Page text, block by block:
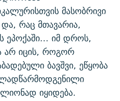
მასობრივი
რაც მთავარია,
ეპოქაში... იმ დროს,
არ იცის, როგორ
ბავშვი, ეწყობა
იყიდება.